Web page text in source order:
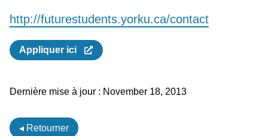
http://futurestudents.yorku.ca/contact
Appliquer ici
Dernière mise à jour : November 18, 2013
◂ Retourner